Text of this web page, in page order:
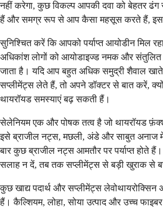
नहीं करेगा, कुछ विकल्प आपकी दवा को बेहतर
हैं और समग्र रूप से आप कैसा महसूस करते हैं,
सुनिश्चित करें कि आपको पर्याप्त आयोडीन मिल
अधिकांश लोगों को आयोडाइज्ड नमक और संतुलित
जाता है। यदि आप बहुत अधिक समुद्री शैवाल
सप्लीमेंट्स लेते हैं, तो अपने डॉक्टर से बात करें,
थायरॉयड समस्याएं बढ़ सकती हैं।
सेलेनियम एक और पोषक तत्व है जो थायरॉयड
इसे ब्राजील नट्स, मछली, अंडे और साबुत अनाज
बार कुछ ब्राजील नट्स आमतौर पर पर्याप्त
सलाह न दें, तब तक सप्लीमेंट्स से बड़ी खुराक से
कुछ खाद्य पदार्थ और सप्लीमेंट्स
हैं। कैल्शियम, लोहा, सोया उत्पाद और उच्च